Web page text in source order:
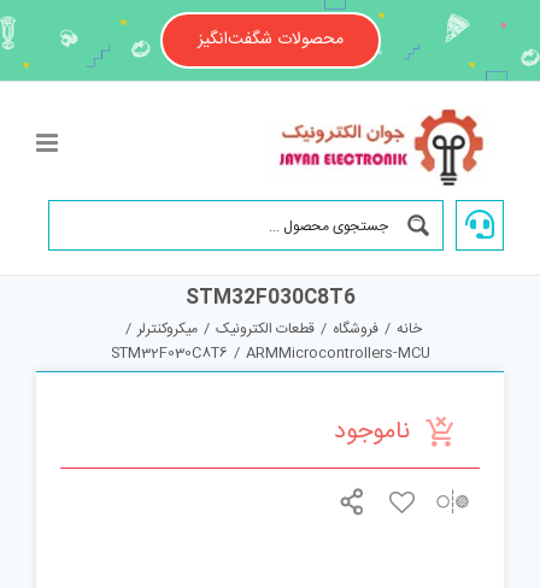
content
محصولات شگفت‌انگیز
STM32F030C8T6
خانه / فروشگاه / قطعات الکترونیک / میکروکنترلر /
ARMMicrocontrollers-MCU
/
STM32F030C8T6
ناموجود